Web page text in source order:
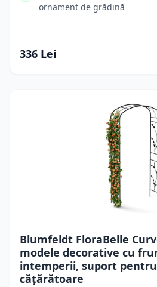
ornament de grădină
336 Lei
Blumfeldt FloraBelle
modele decorative cu
intemperii, suport
cățărătoare